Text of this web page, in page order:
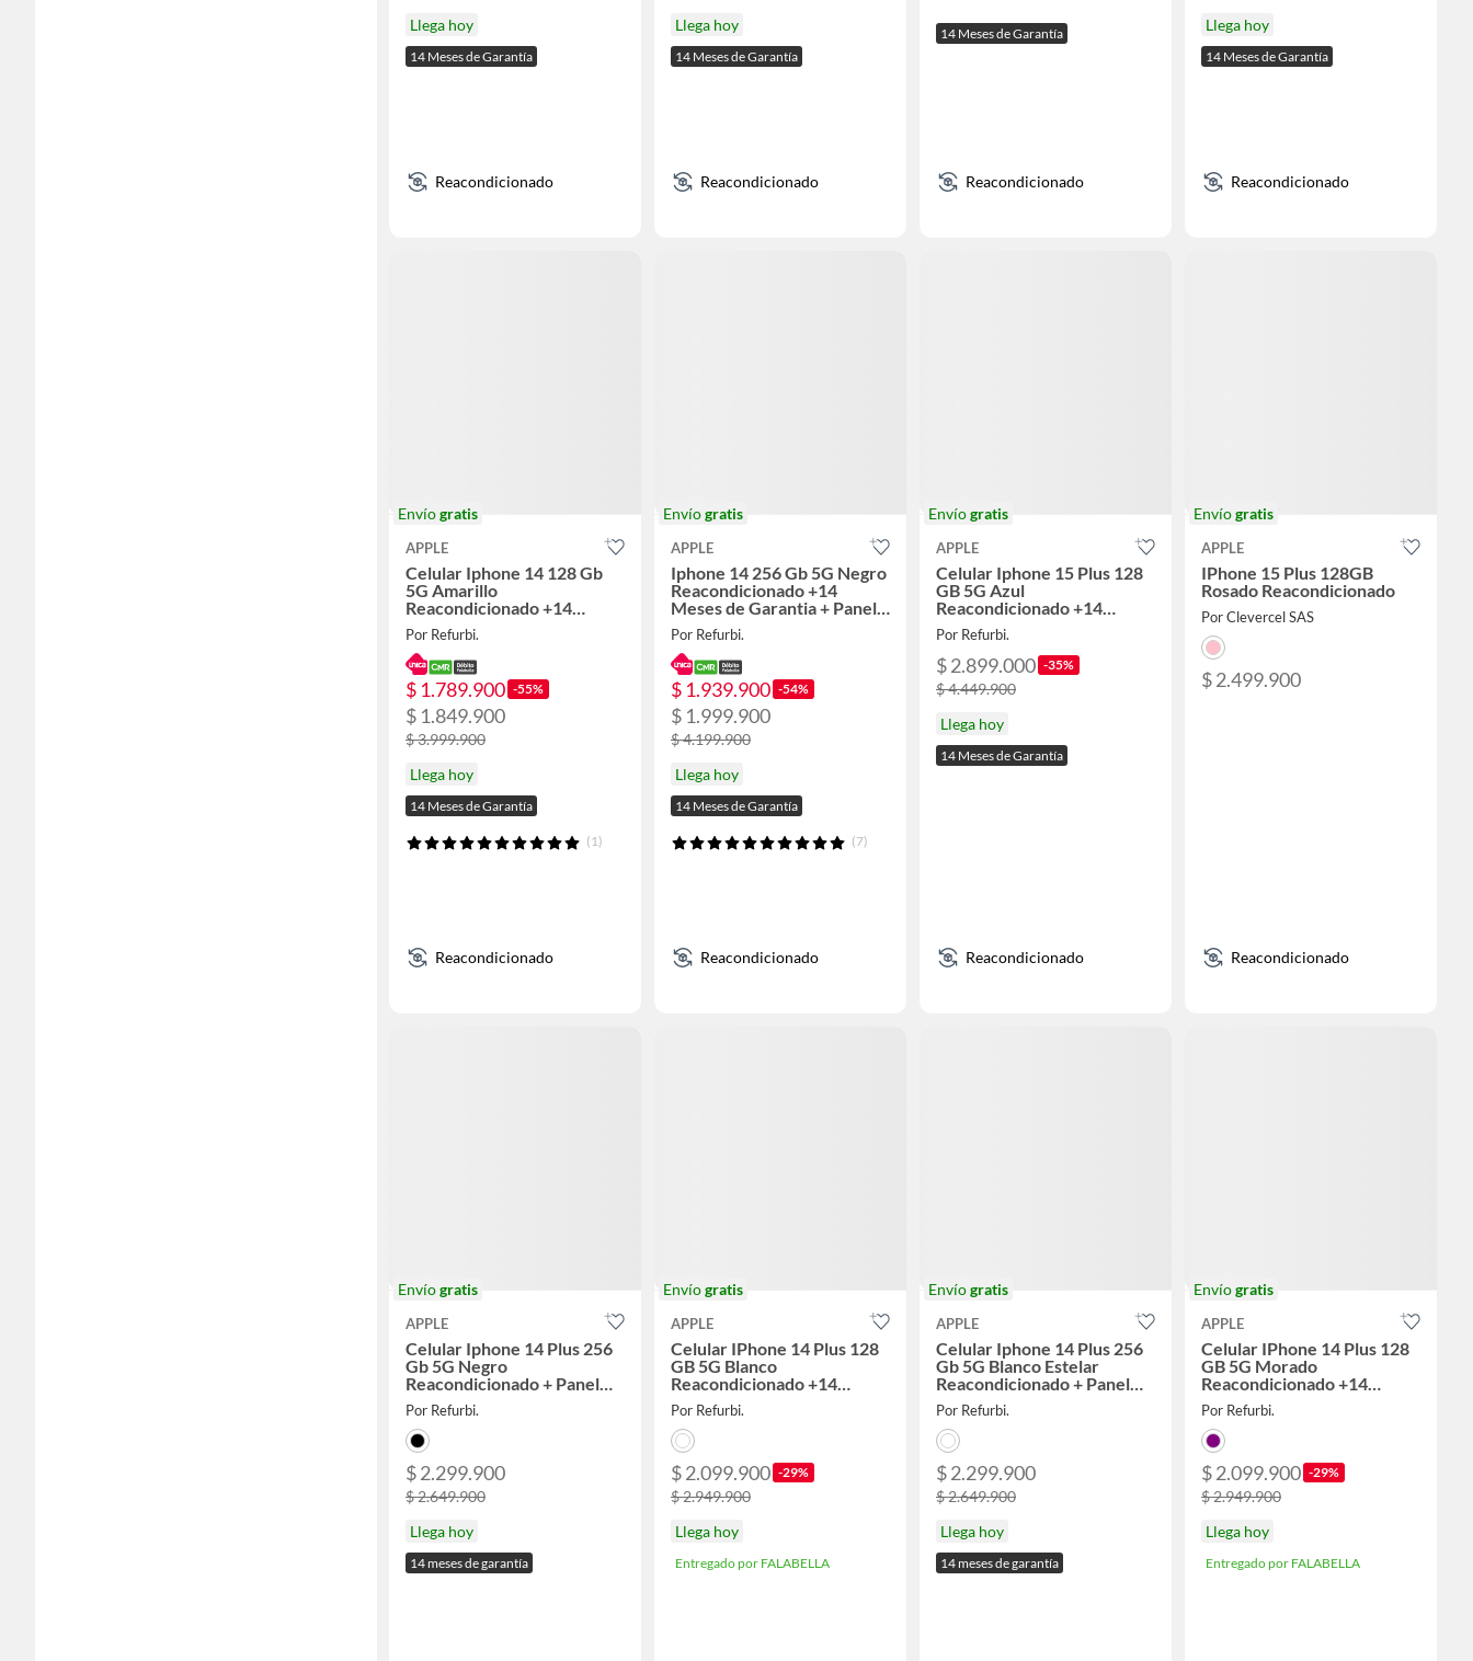
Llega hoy
14 Meses de Garantía
Reacondicionado
Llega hoy
14 Meses de Garantía
Reacondicionado
14 Meses de Garantía
Reacondicionado
Llega hoy
14 Meses de Garantía
Reacondicionado
Envíogratis
APPLE
Celular Iphone 14 128 Gb
5G Amarillo
Reacondicionado +14
Meses de Garantia + Panel
Solar
Por Refurbi.
$ 1.789.900 -55%
$ 1.849.900
$ 3.999.900
Llega hoy
14 Meses de Garantía
(1)
Reacondicionado
Envíogratis
APPLE
Iphone 14 256 Gb 5G Negro
Reacondicionado +14
Meses de Garantia + Panel
Solar
Por Refurbi.
$ 1.939.900 -54%
$ 1.999.900
$ 4.199.900
Llega hoy
14 Meses de Garantía
(7)
Reacondicionado
Envíogratis
APPLE
Celular Iphone 15 Plus 128
GB 5G Azul
Reacondicionado +14
Meses de Garantia + Panel
Solar
Por Refurbi.
$ 2.899.000 -35%
$ 4.449.900
Llega hoy
14 Meses de Garantía
Reacondicionado
Envíogratis
APPLE
IPhone 15 Plus 128GB
Rosado Reacondicionado
Por Clevercel SAS
$ 2.499.900
Reacondicionado
Envíogratis
APPLE
Celular Iphone 14 Plus 256
Gb 5G Negro
Reacondicionado + Panel
Solar
Por Refurbi.
$ 2.299.900
$ 2.649.900
Llega hoy
14 meses de garantía
Envíogratis
APPLE
Celular IPhone 14 Plus 128
GB 5G Blanco
Reacondicionado +14
Meses de Garantia + Panel
Solar
Por Refurbi.
$ 2.099.900 -29%
$ 2.949.900
Llega hoy
Entregado por FALABELLA
Envíogratis
APPLE
Celular Iphone 14 Plus 256
Gb 5G Blanco Estelar
Reacondicionado + Panel
Solar
Por Refurbi.
$ 2.299.900
$ 2.649.900
Llega hoy
14 meses de garantía
Envíogratis
APPLE
Celular IPhone 14 Plus 128
GB 5G Morado
Reacondicionado +14
Meses de Garantia + Panel
Solar
Por Refurbi.
$ 2.099.900 -29%
$ 2.949.900
Llega hoy
Entregado por FALABELLA